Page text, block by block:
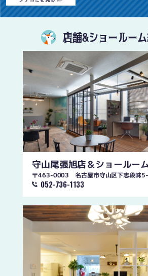
店舗&ショールー
守山尾張旭店＆ショールー
〒463-0003 名古屋市守山区下志段味
052-736-1133